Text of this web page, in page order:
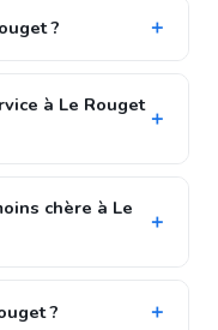
?
à Le Rouget
chère à Le
?